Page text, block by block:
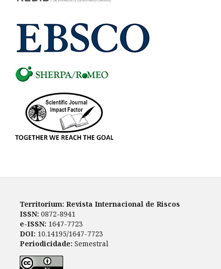
Territorium: Revista Internacional de Riscos
ISSN: 0872-8941
e-ISSN: 1647-7723
DOI: 10.14195/1647-7723
Periodicidade: Semestral